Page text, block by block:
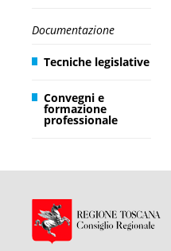
Documentazione
Tecniche legislative
Convegni e
formazione
professionale